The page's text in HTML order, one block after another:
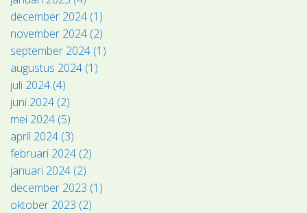
december 2024 (1)
november 2024 (2)
september 2024 (1)
augustus 2024 (1)
juli 2024 (4)
juni 2024 (2)
mei 2024 (5)
april 2024 (3)
februari 2024 (2)
januari 2024 (2)
december 2023 (1)
oktober 2023 (2)